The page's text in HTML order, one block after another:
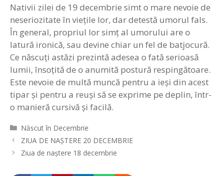
Nativii zilei de 19 decembrie simt o mare nevoie de
neseriozitate în vieţile lor, dar detestă umorul fals.
În general, propriul lor simţ al umorului are o
latură ironică, sau devine chiar un fel de batjocură.
Ce născuţi astăzi prezintă adesea o fată serioasă
lumii, însoţită de o anumită postură respingătoare.
Este nevoie de multă muncă pentru a ieşi din acest
tipar şi pentru a reuşi să se exprime pe deplin, într-
o manieră cursivă şi facilă.
Categorii
Născut în Decembrie
Navigare
în
ZIUA DE NAȘTERE 20 DECEMBRIE
Ziua de naștere 18 decembrie